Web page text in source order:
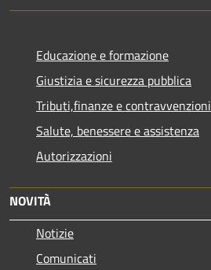
Educazione e formazione
Giustizia e sicurezza pubblica
Tributi,finanze e contravvenzioni
Salute, benessere e assistenza
Autorizzazioni
NOVITÀ
Notizie
Comunicati